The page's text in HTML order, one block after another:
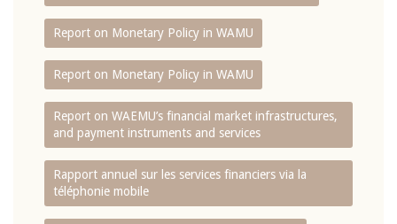
Report on Monetary Policy in WAMU
Report on Monetary Policy in WAMU
Report on WAEMU’s financial market infrastructures,
and payment instruments and services
Rapport annuel sur les services financiers via la
téléphonie mobile